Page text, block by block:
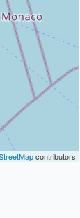
contributors